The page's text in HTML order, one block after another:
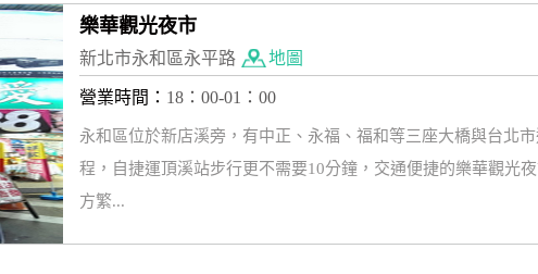
樂華觀光夜市
新北市永和區永平路 地圖
營業時間： 18：00-01：00
永和區位於新店溪旁，有中正、永福、福和等三座大橋與台北
程，自捷運頂溪站步行更不需要10分鐘，交通便捷的樂華觀光
方繁...